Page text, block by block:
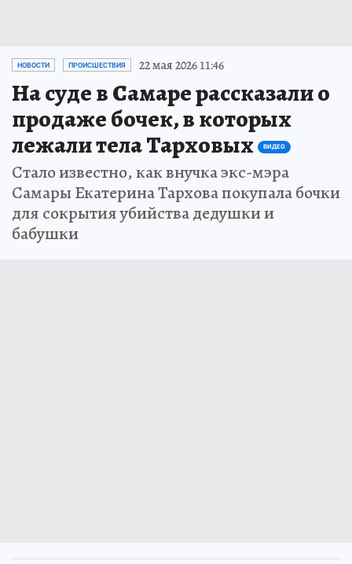
НОВОСТИ ПРОИСШЕСТВИЯ 22 мая 2026 11:46
На суде в Самаре рассказали о
продаже бочек, в которых
лежали тела Тарховых
ВИДЕО
Стало известно, как внучка экс-мэра
Самары Екатерина Тархова покупала бочки
для сокрытия убийства дедушки и
бабушки